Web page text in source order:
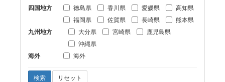
四国地方
徳島県 香川県 愛媛県 高知県
九州地方
福岡県 佐賀県 長崎県
熊本県
大分県
宮崎県
鹿児島県
沖縄県
海外
海外
検索 リセット